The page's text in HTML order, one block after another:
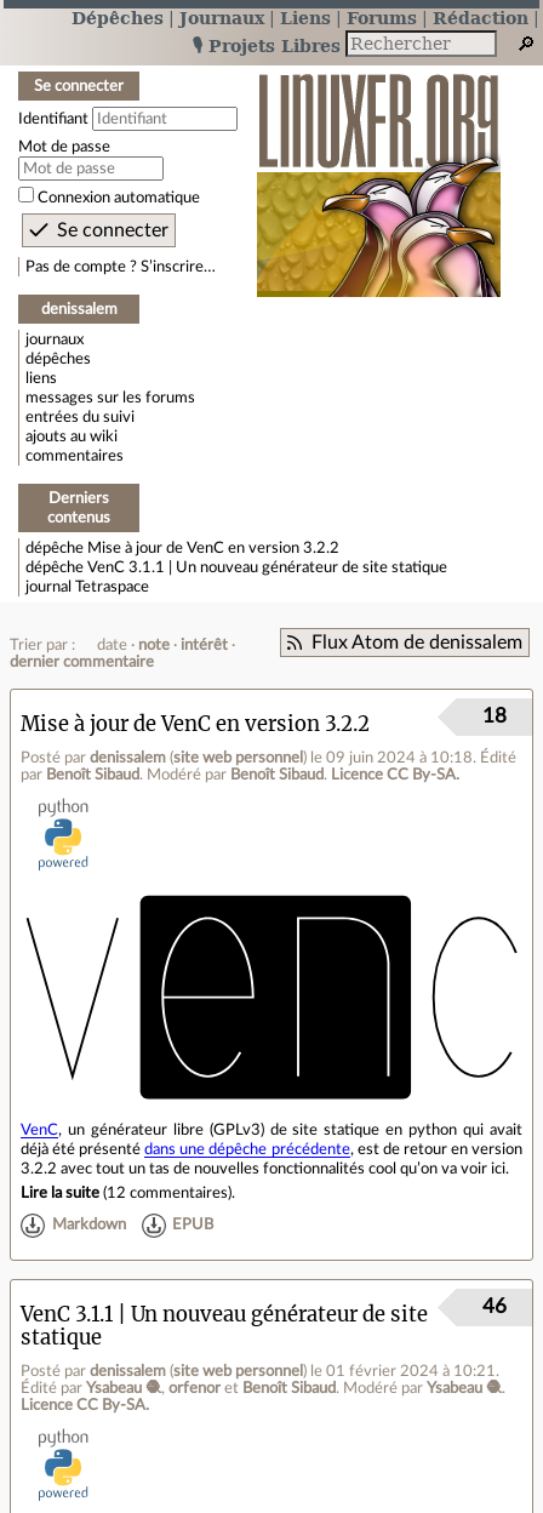
Dépêches Journaux Liens Forums
Rédaction
🎙️ Projets Libres
Se connecter
Identifiant
Mot de passe
Connexion automatique
Pas de compte ? S’inscrire…
denissalem
journaux
dépêches
liens
messages sur les forums
entrées du suivi
ajouts au wiki
commentaires
Derniers
contenus
dépêche Mise à jour de VenC en version 3.2.2
dépêche VenC 3.1.1 | Un nouveau générateur de site statique
journal Tetraspace
Flux Atom de denissalem
Trier par : date note
intérêt
dernier commentaire
Mise à jour de VenC en version 3.2.2
Posté par denissalem (site web personnel ) le 09 juin 2024 à 10:18. Édité
par Benoît Sibaud. Modéré par Benoît Sibaud. Licence CC By‑SA.
18
VenC, un générateur libre (GPLv3) de site statique en python qui avait
déjà été présentédans une dépêche précédente, est de retour en version
3.2.2 avec tout un tas de nouvelles fonctionnalités cool qu’on va voir ici.
Lire la suite (12 commentaires).
Markdown EPUB
VenC 3.1.1 | Un nouveau générateur de site
statique
Posté par denissalem (site web personnel ) le 01 février 2024 à 10:21 .
Édité par Ysabeau 🧶, orfenor et Benoît Sibaud. Modéré par Ysabeau 🧶.
Licence CC By‑SA.
46